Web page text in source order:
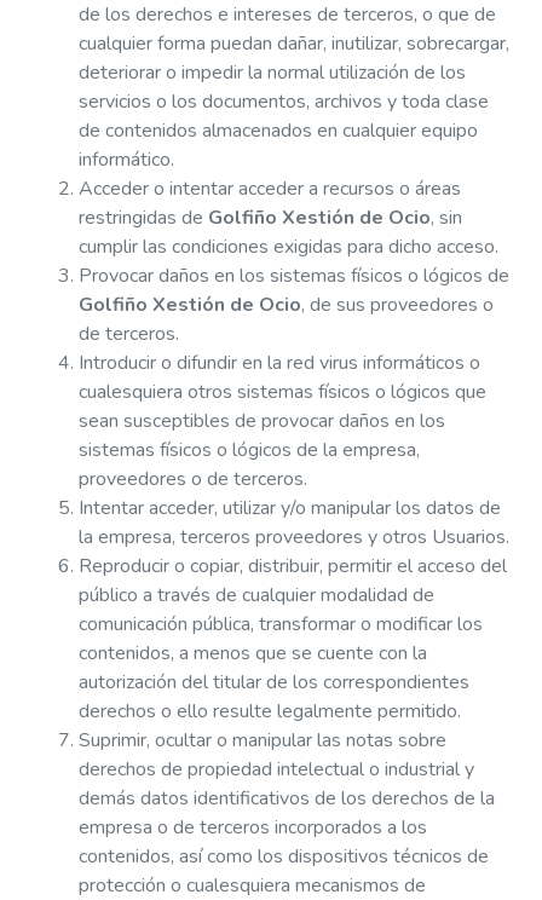
de los derechos e intereses de terceros, o que de
cualquier forma puedan dañar, inutilizar, sobrecargar,
deteriorar o impedir la normal utilización de los
servicios o los documentos, archivos y toda clase
de contenidos almacenados en cualquier equipo
informático.
Acceder o intentar acceder a recursos o áreas
restringidas de Golfiño Xestión de Ocio, sin
cumplir las condiciones exigidas para dicho acceso.
Provocar daños en los sistemas físicos o lógicos de
Golfiño Xestión de Ocio, de sus proveedores o
de terceros.
Introducir o difundir en la red virus informáticos o
cualesquiera otros sistemas físicos o lógicos que
sean susceptibles de provocar daños en los
sistemas físicos o lógicos de la empresa,
proveedores o de terceros.
Intentar acceder, utilizar y/o manipular los datos de
la empresa, terceros proveedores y otros Usuarios.
Reproducir o copiar, distribuir, permitir el acceso del
público a través de cualquier modalidad de
comunicación pública, transformar o modificar los
contenidos, a menos que se cuente con la
autorización del titular de los correspondientes
derechos o ello resulte legalmente permitido.
Suprimir, ocultar o manipular las notas sobre
derechos de propiedad intelectual o industrial y
demás datos identificativos de los derechos de la
empresa o de terceros incorporados a los
contenidos, así como los dispositivos técnicos de
protección o cualesquiera mecanismos de